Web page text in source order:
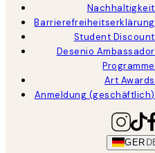
Nachhaltigkeit
Barrierefreiheitserklärung
Student Discount
Desenio Ambassador
Programme
Art Awards
Anmeldung (geschäftlich)
GER